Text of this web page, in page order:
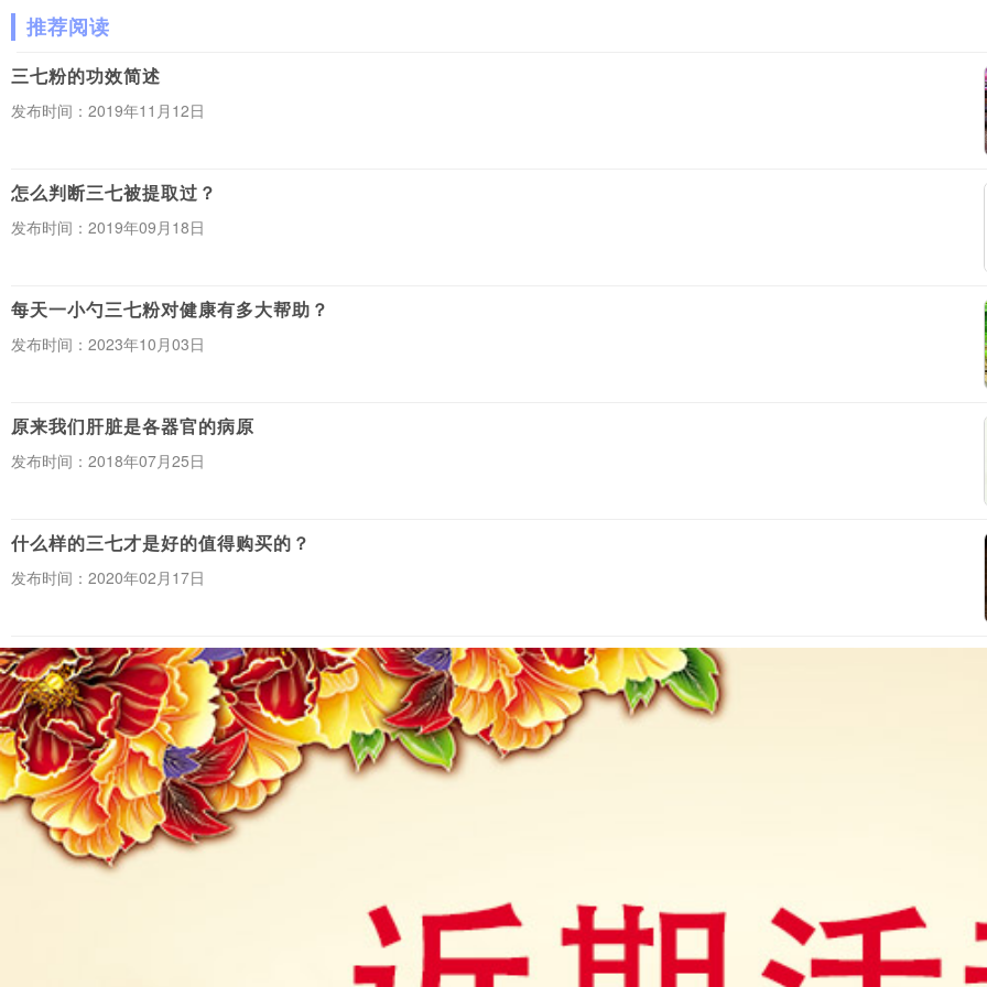
推荐阅读
三七粉的功效简述
发布时间：2019年11月12日
怎么判断三七被提取过？
发布时间：2019年09月18日
每天一小勺三七粉对健康有多大帮助？
发布时间：2023年10月03日
原来我们肝脏是各器官的病原
发布时间：2018年07月25日
什么样的三七才是好的值得购买的？
发布时间：2020年02月17日